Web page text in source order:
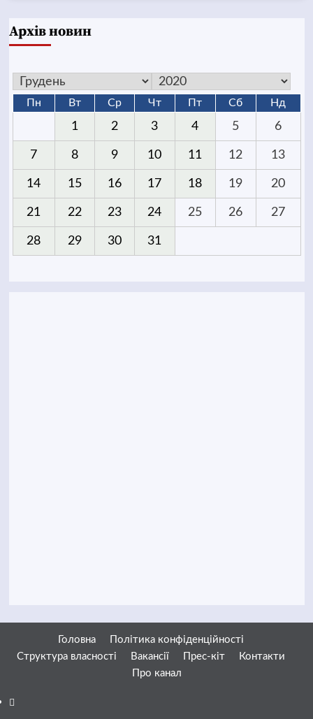
Архів новин
Пн Вт Ср Чт Пт Сб Нд
1 2 3 4 5 6
7 8 9 10 11 12 13
14 15 16 17 18 19 20
21 22 23 24 25 26 27
28 29 30 31
Головна
Політика конфіденційності
Структура власності
Вакансії Прес-кіт
Контакти
Про канал
Facebook